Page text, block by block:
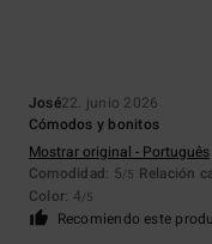
José22. junio 2026
Cómodos y bonitos
Mostrar original - Português
Comodidad: 5/5 Relación
Color: 4/5
Recomiendo este